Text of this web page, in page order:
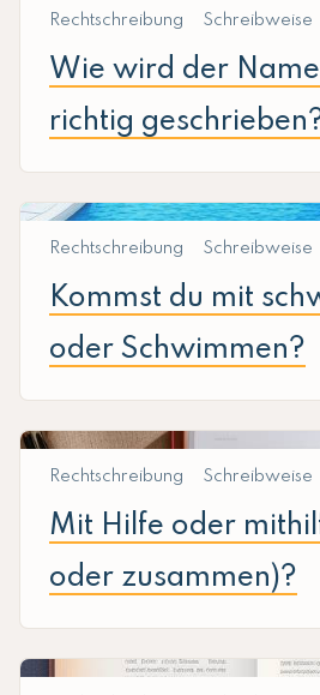
Rechtschreibung Schreibweise
Wie wird der Name
richtig
Rechtschreibung Schreibweise
Kommst du mit
oder Schwimmen?
Rechtschreibung Schreibweise
Mit Hilfe oder
oder zusammen)?